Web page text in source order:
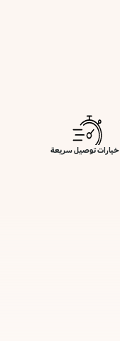
خيارات توصيل سريعة